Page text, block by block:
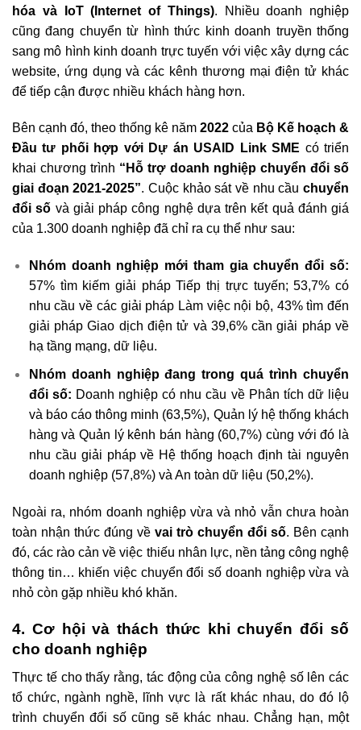
hóa và IoT (Internet of Things). Nhiều doanh nghiệp
cũng đang chuyển từ hình thức kinh doanh truyền thống
sang mô hình kinh doanh trực tuyến với việc xây dựng các
website, ứng dụng và các kênh thương mại điện tử khác
để tiếp cận được nhiều khách hàng hơn.
Bên cạnh đó, theo thống kê năm 2022 của Bộ Kế hoạch &
Đầu tư phối hợp với Dự án USAID Link SME có triển
khai chương trình “Hỗ trợ doanh nghiệp chuyển đổi số
giai đoạn 2021-2025”. Cuộc khảo sát về nhu cầuchuyển
đổi số và giải pháp công nghệ dựa trên kết quả đánh giá
của 1.300 doanh nghiệp đã chỉ ra cụ thể như sau:
Nhóm doanh nghiệp mới tham gia chuyển đổi số:
57% tìm kiếm giải pháp Tiếp thị trực tuyến; 53,7% có
nhu cầu về các giải pháp Làm việc nội bộ, 43% tìm đến
giải pháp Giao dịch điện tử và 39,6% cần giải pháp về
hạ tầng mạng, dữ liệu.
Nhóm doanh nghiệp đang trong quá trình chuyển
đổi số: Doanh nghiệp có nhu cầu về Phân tích dữ liệu
và báo cáo thông minh (63,5%), Quản lý hệ thống khách
hàng và Quản lý kênh bán hàng (60,7%) cùng với đó là
nhu cầu giải pháp về Hệ thống hoạch định tài nguyên
doanh nghiệp (57,8%) và An toàn dữ liệu (50,2%).
Ngoài ra, nhóm doanh nghiệp vừa và nhỏ vẫn chưa hoàn
toàn nhận thức đúng về vai trò chuyển đổi số. Bên cạnh
đó, các rào cản về việc thiếu nhân lực, nền tảng công nghệ
thông tin… khiến việc chuyển đổi số doanh nghiệp vừa và
nhỏ còn gặp nhiều khó khăn.
4. Cơ hội và thách thức khi chuyển đổi số
cho doanh nghiệp
Thực tế cho thấy rằng, tác động của công nghệ số lên các
tổ chức, ngành nghề, lĩnh vực là rất khác nhau, do đó lộ
trình chuyển đổi số cũng sẽ khác nhau. Chẳng hạn, một